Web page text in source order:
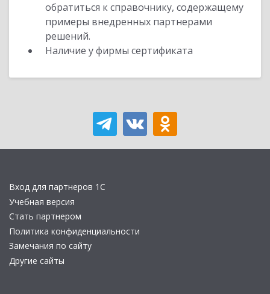
обратиться к справочнику, содержащему
примеры внедренных партнерами
решений.
Наличие у фирмы сертификата
Вход для партнеров 1С
Учебная версия
Стать партнером
Политика конфиденциальности
Замечания по сайту
Другие сайты